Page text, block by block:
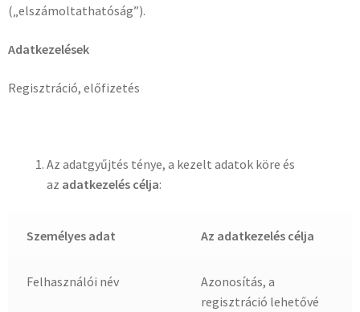
(„elszámoltathatóság”).
Adatkezelések
Regisztráció, előfizetés
Az adatgyűjtés ténye, a kezelt adatok köre és
az adatkezelés célja:
Személyes adat Az adatkezelés célja
Felhasználói név
Azonosítás, a
regisztráció lehetővé